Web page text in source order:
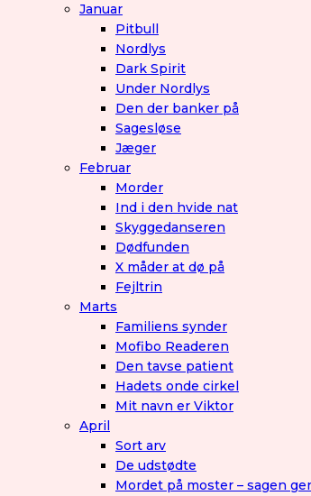
Januar
Pitbull
Nordlys
Dark Spirit
Under Nordlys
Den der banker på
Sagesløse
Jæger
Februar
Morder
Ind i den hvide nat
Skyggedanseren
Dødfunden
X måder at dø på
Fejltrin
Marts
Familiens synder
Mofibo Readeren
Den tavse patient
Hadets onde cirkel
Mit navn er Viktor
April
Sort arv
De udstødte
Mordet på moster – sagen